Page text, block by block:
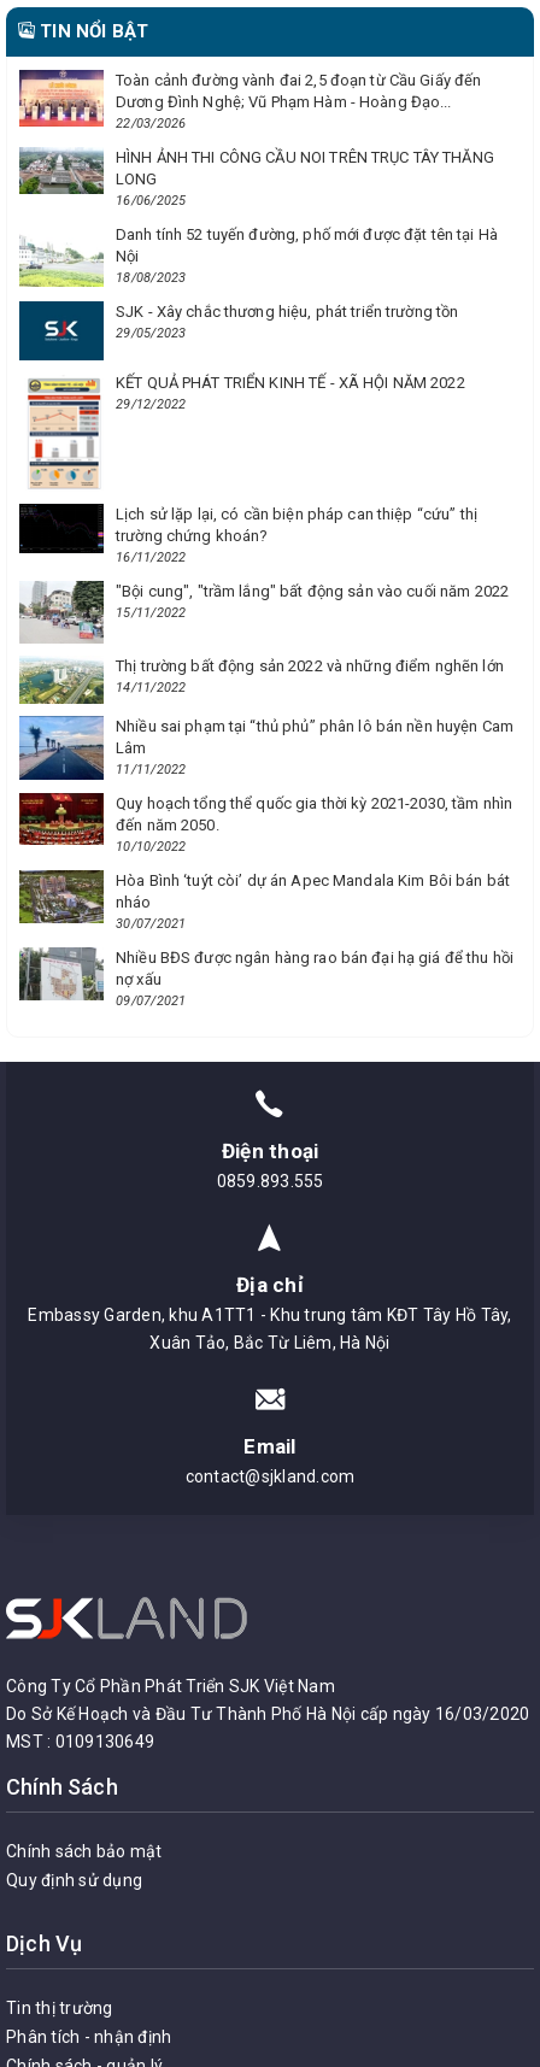
TIN NỔI BẬT
Toàn cảnh đường vành đai 2,5 đoạn từ Cầu Giấy đến
Dương Đình Nghệ; Vũ Phạm Hàm - Hoàng Đạo...
22/03/2026
HÌNH ẢNH THI CÔNG CẦU NOI TRÊN TRỤC TÂY THĂNG
LONG
16/06/2025
Danh tính 52 tuyến đường, phố mới được đặt tên tại Hà
Nội
18/08/2023
SJK - Xây chắc thương hiệu, phát triển trường tồn
29/05/2023
KẾT QUẢ PHÁT TRIỂN KINH TẾ - XÃ HỘI NĂM 2022
29/12/2022
Lịch sử lặp lại, có cần biện pháp can thiệp “cứu” thị
trường chứng khoán?
16/11/2022
"Bội cung", "trầm lắng" bất động sản vào cuối năm 2022
15/11/2022
Thị trường bất động sản 2022 và những điểm nghẽn lớn
14/11/2022
Nhiều sai phạm tại “thủ phủ” phân lô bán nền huyện Cam
Lâm
11/11/2022
Quy hoạch tổng thể quốc gia thời kỳ 2021-2030, tầm nhìn
đến năm 2050.
10/10/2022
Hòa Bình ‘tuýt còi’ dự án Apec Mandala Kim Bôi bán bát
nháo
30/07/2021
Nhiều BĐS được ngân hàng rao bán đại hạ giá để thu hồi
nợ xấu
09/07/2021
Điện thoại
0859.893.555
Địa chỉ
Embassy Garden, khu A1TT1 - Khu trung tâm KĐT Tây Hồ Tây,
Xuân Tảo, Bắc Từ Liêm, Hà Nội
Email
contact@sjkland.com
Công Ty Cổ Phần Phát Triển SJK Việt Nam
Do Sở Kế Hoạch và Đầu Tư Thành Phố Hà Nội cấp ngày 16/03/2020
MST : 0109130649
Chính Sách
Chính sách bảo mật
Quy định sử dụng
Dịch Vụ
Tin thị trường
Phân tích - nhận định